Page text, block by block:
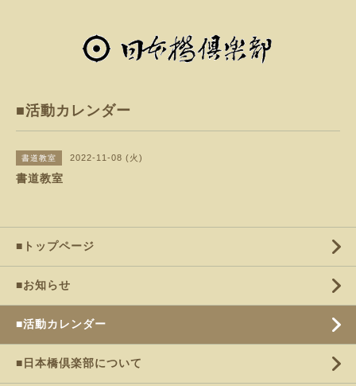
■活動カレンダー
書道教室 2022-11-08 (火)
書道教室
■トップページ
■お知らせ
■活動カレンダー
■日本橋倶楽部について